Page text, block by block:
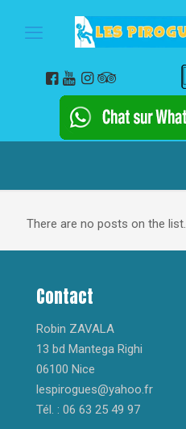
There are no posts on the list.
Contact
Robin ZAVALA
13 bd Mantega Righi
06100 Nice
lespirogues@yahoo.fr
Tél. : 06 63 25 49 97